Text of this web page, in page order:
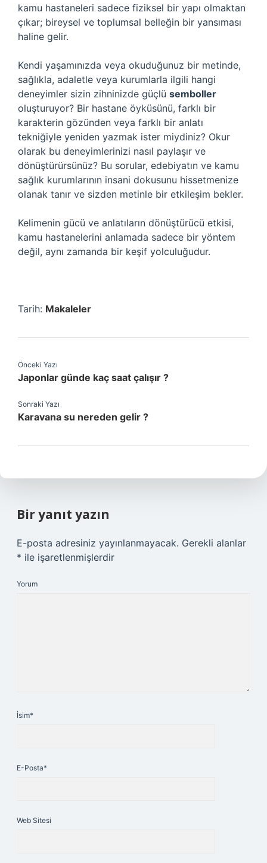
kamu hastaneleri sadece fiziksel bir yapı olmaktan
çıkar; bireysel ve toplumsal belleğin bir yansıması
haline gelir.
Kendi yaşamınızda veya okuduğunuz bir metinde,
sağlıkla, adaletle veya kurumlarla ilgili hangi
deneyimler sizin zihninizde güçlü semboller
oluşturuyor? Bir hastane öyküsünü, farklı bir
karakterin gözünden veya farklı bir anlatı
tekniğiyle yeniden yazmak ister miydiniz? Okur
olarak bu deneyimlerinizi nasıl paylaşır ve
dönüştürürsünüz? Bu sorular, edebiyatın ve kamu
sağlık kurumlarının insani dokusunu hissetmenize
olanak tanır ve sizden metinle bir etkileşim bekler.
Kelimenin gücü ve anlatıların dönüştürücü etkisi,
kamu hastanelerini anlamada sadece bir yöntem
değil, aynı zamanda bir keşif yolculuğudur.
Tarih: Makaleler
Önceki Yazı
Japonlar günde kaç saat çalışır ?
Sonraki Yazı
Karavana su nereden gelir ?
Bir yanıt yazın
E-posta adresiniz yayınlanmayacak. Gerekli alanlar
* ile işaretlenmişlerdir
Yorum
İsim*
E-Posta*
Web Sitesi